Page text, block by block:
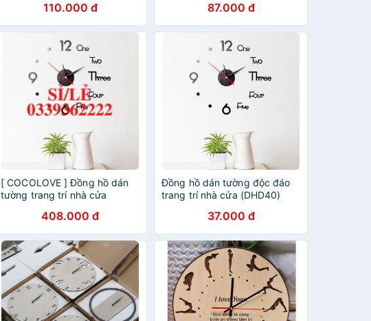
110.000 đ 87.000 đ
[ COCOLOVE ] Đồng hồ dán
tường trang trí nhà cửa
408.000 đ
Đồng hồ dán tường độc đáo
trang trí nhà cửa (DHD40)
37.000 đ